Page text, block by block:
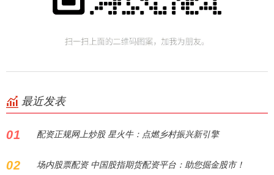
最近发表
01 配资正规网上炒股 星火牛：点燃乡村振兴新引擎
02 场内股票配资 中国股指期货配资平台：助您掘金股市！